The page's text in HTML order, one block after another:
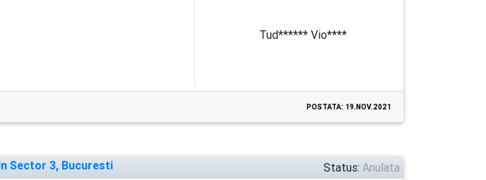
Tud****** Vio****
POSTATA: 19.NOV.2021
Sector 3, Bucuresti Status: Anulata